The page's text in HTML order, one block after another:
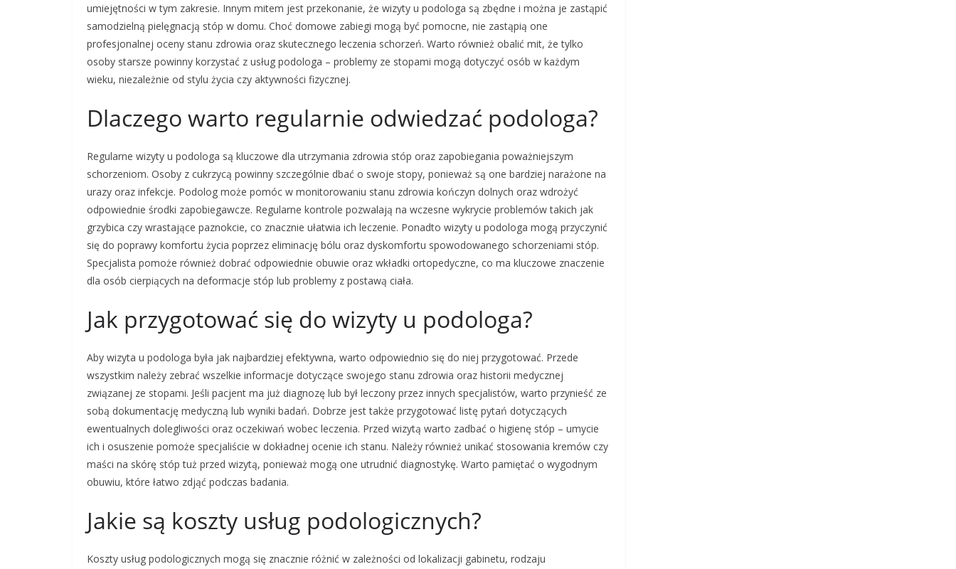
umiejętności w tym zakresie. Innym mitem jest przekonanie, że wizyty u podologa są zbędne i można je zastąpić
samodzielną pielęgnacją stóp w domu. Choć domowe zabiegi mogą być pomocne, nie zastąpią one
profesjonalnej oceny stanu zdrowia oraz skutecznego leczenia schorzeń. Warto również obalić mit, że tylko
osoby starsze powinny korzystać z usług podologa – problemy ze stopami mogą dotyczyć osób w każdym
wieku, niezależnie od stylu życia czy aktywności fizycznej.
Dlaczego warto regularnie odwiedzać podologa?
Regularne wizyty u podologa są kluczowe dla utrzymania zdrowia stóp oraz zapobiegania poważniejszym
schorzeniom. Osoby z cukrzycą powinny szczególnie dbać o swoje stopy, ponieważ są one bardziej narażone na
urazy oraz infekcje. Podolog może pomóc w monitorowaniu stanu zdrowia kończyn dolnych oraz wdrożyć
odpowiednie środki zapobiegawcze. Regularne kontrole pozwalają na wczesne wykrycie problemów takich jak
grzybica czy wrastające paznokcie, co znacznie ułatwia ich leczenie. Ponadto wizyty u podologa mogą przyczynić
się do poprawy komfortu życia poprzez eliminację bólu oraz dyskomfortu spowodowanego schorzeniami stóp.
Specjalista pomoże również dobrać odpowiednie obuwie oraz wkładki ortopedyczne, co ma kluczowe znaczenie
dla osób cierpiących na deformacje stóp lub problemy z postawą ciała.
Jak przygotować się do wizyty u podologa?
Aby wizyta u podologa była jak najbardziej efektywna, warto odpowiednio się do niej przygotować. Przede
wszystkim należy zebrać wszelkie informacje dotyczące swojego stanu zdrowia oraz historii medycznej
związanej ze stopami. Jeśli pacjent ma już diagnozę lub był leczony przez innych specjalistów, warto przynieść ze
sobą dokumentację medyczną lub wyniki badań. Dobrze jest także przygotować listę pytań dotyczących
ewentualnych dolegliwości oraz oczekiwań wobec leczenia. Przed wizytą warto zadbać o higienę stóp – umycie
ich i osuszenie pomoże specjaliście w dokładnej ocenie ich stanu. Należy również unikać stosowania kremów czy
maści na skórę stóp tuż przed wizytą, ponieważ mogą one utrudnić diagnostykę. Warto pamiętać o wygodnym
obuwiu, które łatwo zdjąć podczas badania.
Jakie są koszty usług podologicznych?
Koszty usług podologicznych mogą się znacznie różnić w zależności od lokalizacji gabinetu, rodzaju